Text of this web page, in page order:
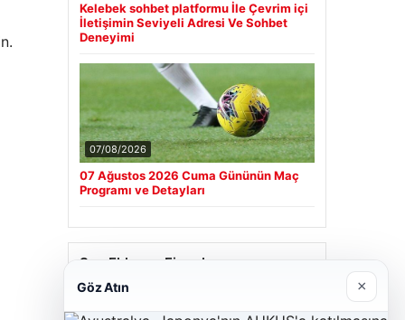
Kelebek sohbet platformu İle Çevrim içi
İletişimin Seviyeli Adresi Ve Sohbet
Deneyimi
07/08/2026
07 Ağustos 2026 Cuma Gününün Maç
Programı ve Detayları
Son Eklenen Firmalar
Göz Atın ×